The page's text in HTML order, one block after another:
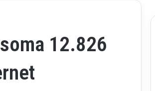
12.826